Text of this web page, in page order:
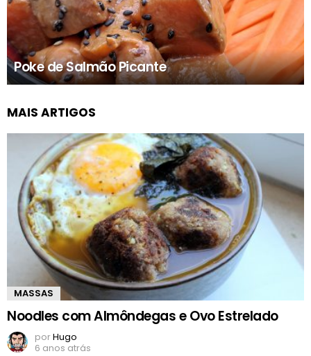
Poke de Salmão Picante
MAIS ARTIGOS
MASSAS
Noodles com Almôndegas e Ovo Estrelado
porHugo
6 anos atrás